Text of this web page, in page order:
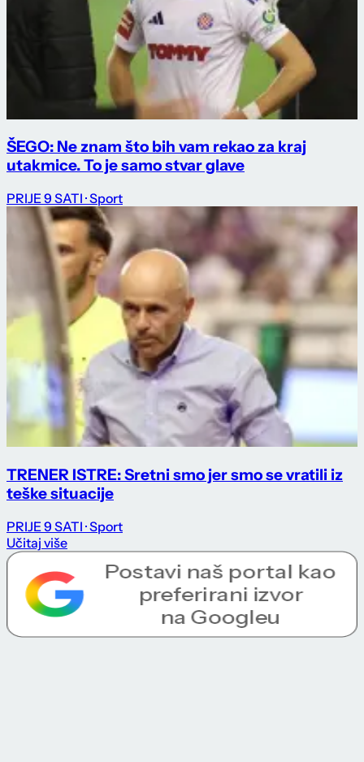
ŠEGO: Ne znam što bih vam rekao za kraj
utakmice. To je samo stvar glave
PRIJE 9 SATI · Sport
TRENER ISTRE: Sretni smo jer smo se vratili iz
teške situacije
PRIJE 9 SATI · Sport
Učitaj više